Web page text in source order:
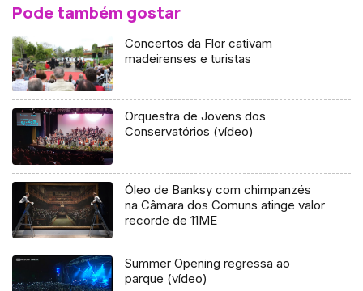
Pode também gostar
Concertos da Flor cativam
madeirenses e turistas
Orquestra de Jovens dos
Conservatórios (vídeo)
Óleo de Banksy com chimpanzés
na Câmara dos Comuns atinge valor
recorde de 11ME
Summer Opening regressa ao
parque (vídeo)